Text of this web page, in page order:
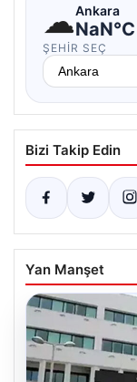
☁Ankara
NaN°C
ŞEHIR SEÇ
Bizi Takip Edin
Yan Manşet